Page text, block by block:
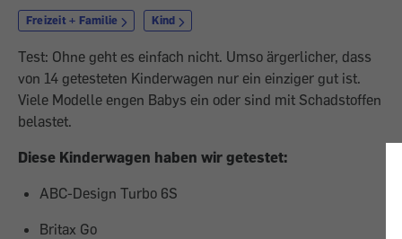
Freizeit + Familie Kind
Test: Ohne geht es einfach nicht. Umso ärgerlicher, dass
von 14 getesteten Kinderwagen nur ein einziger gut ist.
Viele Modelle engen Babys ein oder sind mit Schadstoffen
belastet.
Diese Kinderwagen haben wir getestet:
ABC-Design Turbo 6S
Britax Go